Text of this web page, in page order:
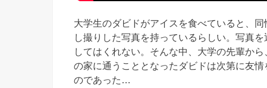
大学生のダビドがアイスを食べていると、
し撮りした写真を持っているらしい。写真
してはくれない。そんな中、大学の先輩か
の家に通うこととなったダビドは次第に友
のであった…